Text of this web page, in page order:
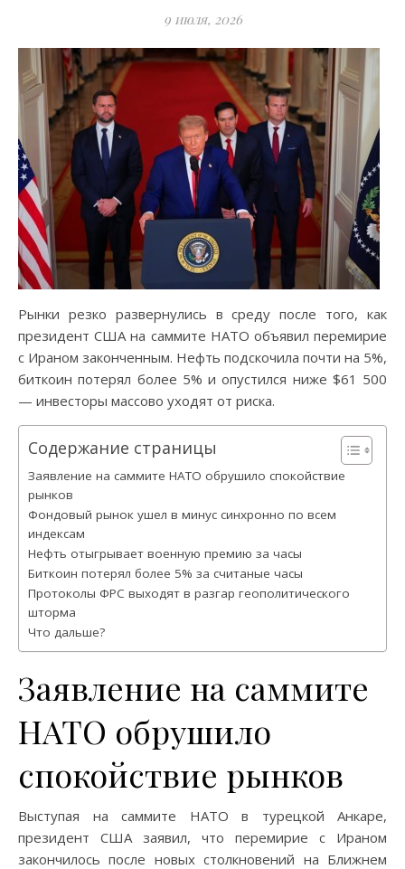
9 июля, 2026
Рынки резко развернулись в среду после того, как
президент США на саммите НАТО объявил перемирие
с Ираном законченным. Нефть подскочила почти на 5%,
биткоин потерял более 5% и опустился ниже $61 500
— инвесторы массово уходят от риска.
Содержание страницы
Заявление на саммите НАТО обрушило спокойствие
рынков
Фондовый рынок ушел в минус синхронно по всем
индексам
Нефть отыгрывает военную премию за часы
Биткоин потерял более 5% за считаные часы
Протоколы ФРС выходят в разгар геополитического
шторма
Что дальше?
Заявление на саммите
НАТО обрушило
спокойствие рынков
Выступая на саммите НАТО в турецкой Анкаре,
президент США заявил, что перемирие с Ираном
закончилось после новых столкновений на Ближнем